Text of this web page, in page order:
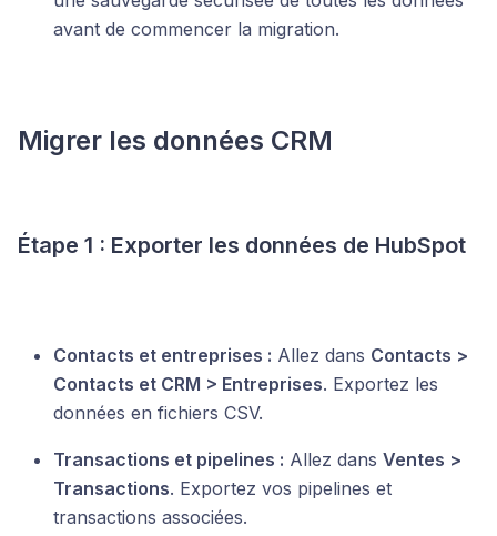
avant de commencer la migration.
Migrer les données CRM
Étape 1 : Exporter les données de HubSpot
Contacts et entreprises : Allez dans Contacts >
Contacts et CRM > Entreprises. Exportez les
données en fichiers CSV.
Transactions et pipelines : Allez dans Ventes >
Transactions. Exportez vos pipelines et
transactions associées.